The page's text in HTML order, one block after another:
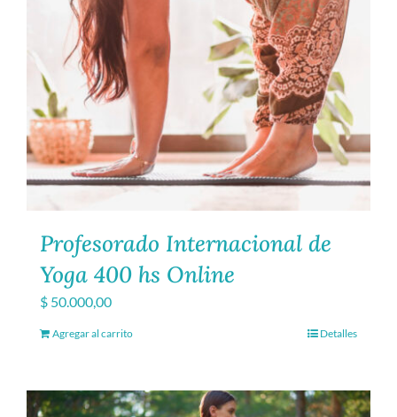
Profesorado Internacional de
Yoga 400 hs Online
$ 50.000,00
Agregar al carrito Detalles